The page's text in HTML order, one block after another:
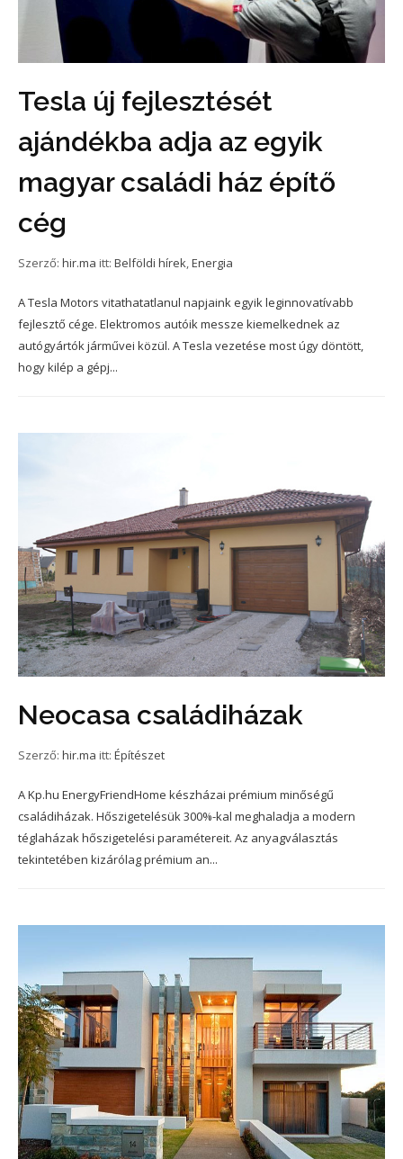
Tesla új fejlesztését
ajándékba adja az egyik
magyar családi ház építő
cég
Szerző: hir.ma itt: Belföldi hírek Energia
A Tesla Motors vitathatatlanul napjaink egyik leginnovatívabb
fejlesztő cége. Elektromos autóik messze kiemelkednek az
autógyártók járművei közül. A Tesla vezetése most úgy döntött,
hogy kilép a gépj...
Neocasa családiházak
Szerző: hir.ma itt: Építészet
A Kp.hu EnergyFriendHome készházai prémium minőségű
családiházak. Hőszigetelésük 300%-kal meghaladja a modern
téglaházak hőszigetelési paramétereit. Az anyagválasztás
tekintetében kizárólag prémium an...